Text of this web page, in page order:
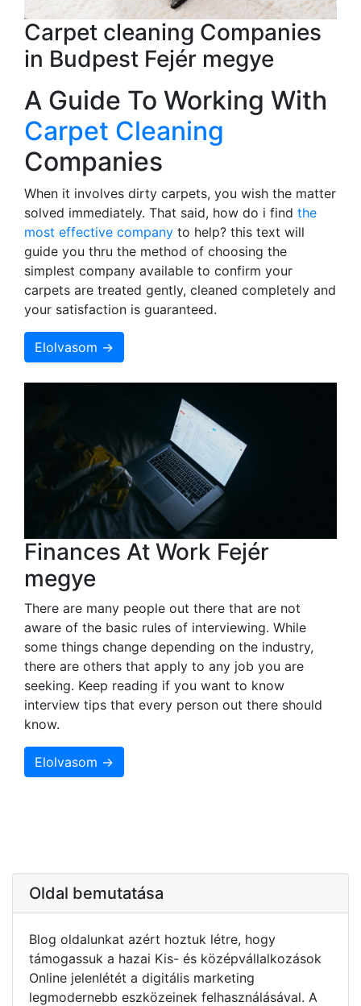
Carpet cleaning Companies
in Budpest Fejér megye
A Guide To Working With
Carpet Cleaning
Companies
When it involves dirty carpets, you wish the matter
solved immediately. That said, how do i find the
most effective company to help? this text will
guide you thru the method of choosing the
simplest company available to confirm your
carpets are treated gently, cleaned completely and
your satisfaction is guaranteed.
Elolvasom →
Finances At Work Fejér
megye
There are many people out there that are not
aware of the basic rules of interviewing. While
some things change depending on the industry,
there are others that apply to any job you are
seeking. Keep reading if you want to know
interview tips that every person out there should
know.
Elolvasom →
Oldal bemutatása
Blog oldalunkat azért hoztuk létre, hogy
támogassuk a hazai Kis- és középvállalkozások
Online jelenlétét a digitális marketing
legmodernebb eszközeinek felhasználásával. A